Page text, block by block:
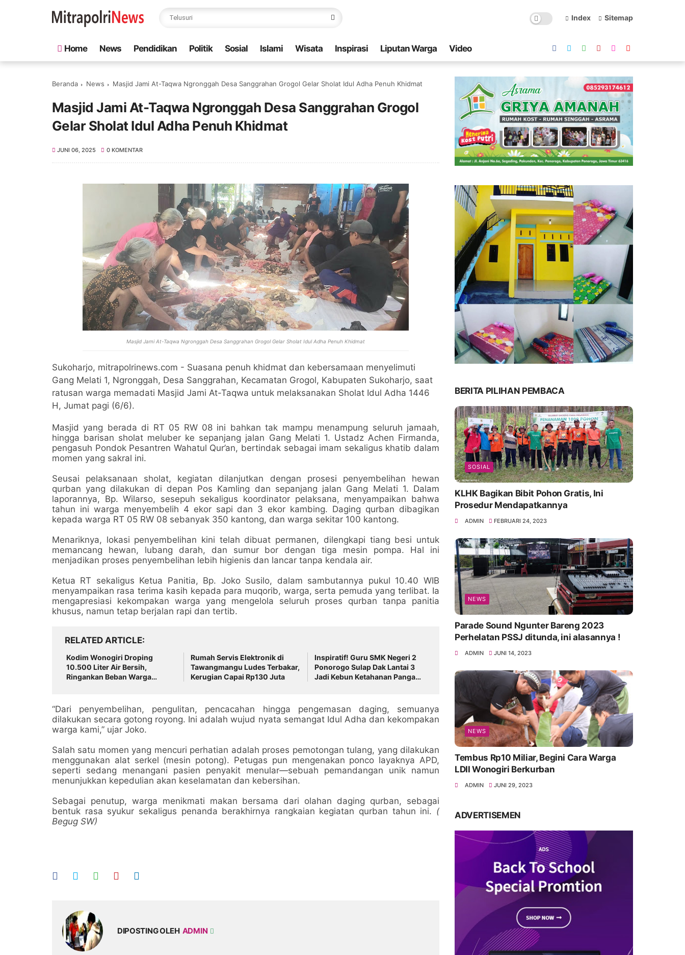
Index Sitemap
Home News Pendidikan Politik Sosial Islami Wisata Inspirasi Liputan Warga Video
Beranda News Masjid Jami At-Taqwa Ngronggah Desa Sanggrahan Grogol Gelar Sholat Idul Adha Penuh Khidmat
Masjid Jami At-Taqwa Ngronggah Desa Sanggrahan Grogol
Gelar Sholat Idul Adha Penuh Khidmat
JUNI 06, 2025 0 KOMENTAR
Masjid Jami At-Taqwa Ngronggah Desa Sanggrahan Grogol Gelar Sholat Idul Adha Penuh Khidmat
Sukoharjo, mitrapolrinews.com - Suasana penuh khidmat dan kebersamaan menyelimuti
Gang Melati 1, Ngronggah, Desa Sanggrahan, Kecamatan Grogol, Kabupaten Sukoharjo, saat
ratusan warga memadati Masjid Jami At-Taqwa untuk melaksanakan Sholat Idul Adha 1446
H, Jumat pagi (6/6).
Masjid yang berada di RT 05 RW 08 ini bahkan tak mampu menampung seluruh jamaah,
hingga barisan sholat meluber ke sepanjang jalan Gang Melati 1. Ustadz Achen Firmanda,
pengasuh Pondok Pesantren Wahatul Qur’an, bertindak sebagai imam sekaligus khatib dalam
momen yang sakral ini.
Seusai pelaksanaan sholat, kegiatan dilanjutkan dengan prosesi penyembelihan hewan
qurban yang dilakukan di depan Pos Kamling dan sepanjang jalan Gang Melati 1. Dalam
laporannya, Bp. Wilarso, sesepuh sekaligus koordinator pelaksana, menyampaikan bahwa
tahun ini warga menyembelih 4 ekor sapi dan 3 ekor kambing. Daging qurban dibagikan
kepada warga RT 05 RW 08 sebanyak 350 kantong, dan warga sekitar 100 kantong.
Menariknya, lokasi penyembelihan kini telah dibuat permanen, dilengkapi tiang besi untuk
memancang hewan, lubang darah, dan sumur bor dengan tiga mesin pompa. Hal ini
menjadikan proses penyembelihan lebih higienis dan lancar tanpa kendala air.
Ketua RT sekaligus Ketua Panitia, Bp. Joko Susilo, dalam sambutannya pukul 10.40 WIB
menyampaikan rasa terima kasih kepada para muqorib, warga, serta pemuda yang terlibat. Ia
mengapresiasi kekompakan warga yang mengelola seluruh proses qurban tanpa panitia
khusus, namun tetap berjalan rapi dan tertib.
RELATED ARTICLE
Kodim Wonogiri Droping
10.500 Liter Air Bersih,
Ringankan Beban Warga
Rumah Servis Elektronik di
Tawangmangu Ludes Terbakar,
Kerugian Capai Rp130 Juta
Inspiratif! Guru SMK Negeri 2
Ponorogo Sulap Dak Lantai 3
Jadi Kebun Ketahanan Pangan,
“Dari penyembelihan, pengulitan, pencacahan hingga pengemasan daging, semuanya
dilakukan secara gotong royong. Ini adalah wujud nyata semangat Idul Adha dan kekompakan
warga kami,” ujar Joko.
Salah satu momen yang mencuri perhatian adalah proses pemotongan tulang, yang dilakukan
menggunakan alat serkel (mesin potong). Petugas pun mengenakan ponco layaknya APD,
seperti sedang menangani pasien penyakit menular—sebuah pemandangan unik namun
menunjukkan kepedulian akan keselamatan dan kebersihan.
Sebagai penutup, warga menikmati makan bersama dari olahan daging qurban, sebagai
bentuk rasa syukur sekaligus penanda berakhirnya rangkaian kegiatan qurban tahun ini. (
Begug SW)
DIPOSTING OLEH ADMIN
BERITA PILIHAN PEMBACA
SOSIAL
KLHK Bagikan Bibit Pohon Gratis, Ini
Prosedur Mendapatkannya
ADMIN FEBRUARI 24, 2023
NEWS
Parade Sound Ngunter Bareng 2023
Perhelatan PSSJ ditunda, ini alasannya !
ADMIN JUNI 14, 2023
NEWS
Tembus Rp10 Miliar, Begini Cara Warga
LDII Wonogiri Berkurban
ADMIN JUNI 29, 2023
ADVERTISEMEN